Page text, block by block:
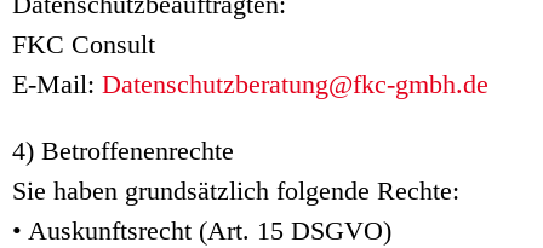
FKC Consult
E-Mail: Datenschutzberatung@fkc-gmbh.de
4) Betroffenenrechte
Sie haben grundsätzlich folgende Rechte:
• Auskunftsrecht (Art. 15 DSGVO)